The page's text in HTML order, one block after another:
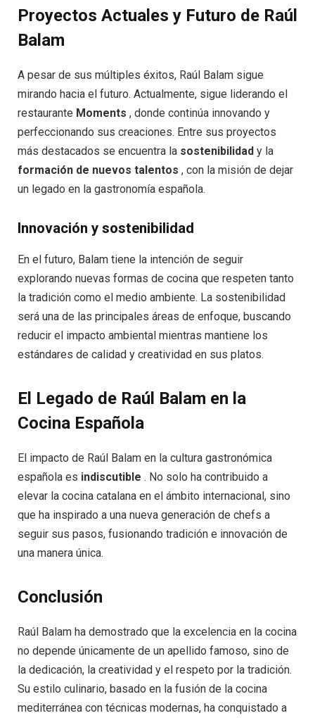
Proyectos Actuales y Futuro de Raúl
Balam
A pesar de sus múltiples éxitos, Raúl Balam sigue
mirando hacia el futuro. Actualmente, sigue liderando el
restaurante Moments , donde continúa innovando y
perfeccionando sus creaciones. Entre sus proyectos
más destacados se encuentra la sostenibilidad y la
formación de nuevos talentos , con la misión de dejar
un legado en la gastronomía española.
Innovación y sostenibilidad
En el futuro, Balam tiene la intención de seguir
explorando nuevas formas de cocina que respeten tanto
la tradición como el medio ambiente. La sostenibilidad
será una de las principales áreas de enfoque, buscando
reducir el impacto ambiental mientras mantiene los
estándares de calidad y creatividad en sus platos.
El Legado de Raúl Balam en la
Cocina Española
El impacto de Raúl Balam en la cultura gastronómica
española es indiscutible . No solo ha contribuido a
elevar la cocina catalana en el ámbito internacional, sino
que ha inspirado a una nueva generación de chefs a
seguir sus pasos, fusionando tradición e innovación de
una manera única.
Conclusión
Raúl Balam ha demostrado que la excelencia en la cocina
no depende únicamente de un apellido famoso, sino de
la dedicación, la creatividad y el respeto por la tradición.
Su estilo culinario, basado en la fusión de la cocina
mediterránea con técnicas modernas, ha conquistado a